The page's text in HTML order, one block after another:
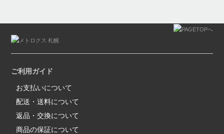
ご利用ガイド
お支払いについて
配送・送料について
返品・交換について
商品の保証について